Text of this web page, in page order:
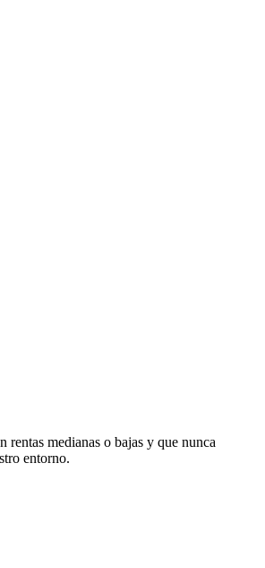
rentas medianas o bajas y que nunca
entorno.